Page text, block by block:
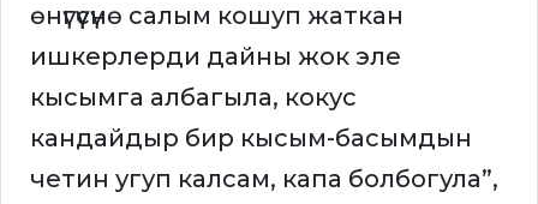
өнүгүүсүнө салым кошуп жаткан
ишкерлерди дайны жок эле
кысымга албагыла, кокус
кандайдыр бир кысым-басымдын
четин угуп калсам, капа болбогула”,